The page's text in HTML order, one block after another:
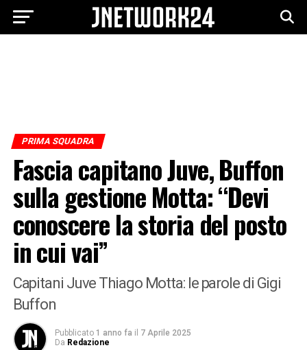
PRIMA SQUADRA
Fascia capitano Juve, Buffon
sulla gestione Motta: “Devi
conoscere la storia del posto
in cui vai”
Capitani Juve Thiago Motta: le parole di Gigi
Buffon
Pubblicato 1 anno fa il 7 Aprile 2025
Da Redazione